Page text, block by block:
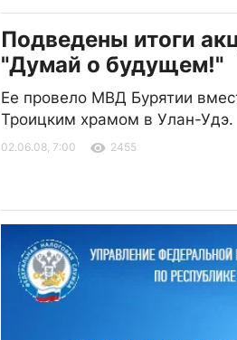
Подведены итоги
"Думай о будущем!"
Ее провело МВД Бурятии
Троицким храмом в Улан-Удэ.
02.06.08, 7:00 2455